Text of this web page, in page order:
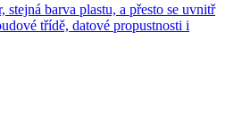
stejná barva plastu, a přesto se uvnitř
třídě, datové propustnosti i